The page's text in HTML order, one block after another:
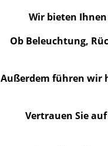
Wir bieten
Ob Beleuchtung,
Außerdem führen wir
Vertrauen Sie